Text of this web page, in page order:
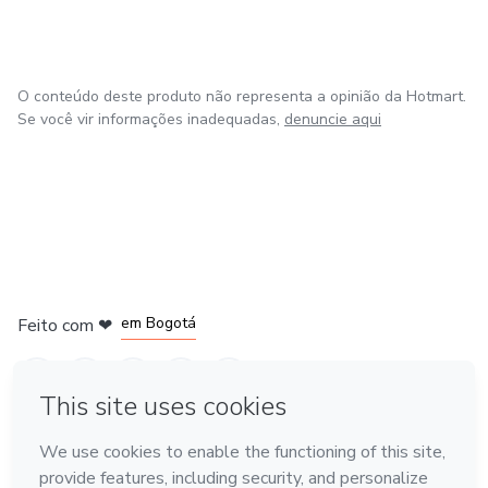
O conteúdo deste produto não representa a opinião da Hotmart.
Se você vir informações inadequadas, denuncie aqui
Feito com ❤ em Bogotá
Conheça a Hotmart